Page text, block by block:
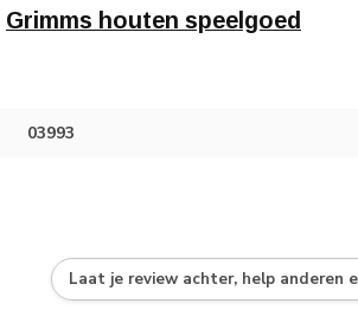
Grimms houten speelgoed
03993
Laat je review achter, help anderen